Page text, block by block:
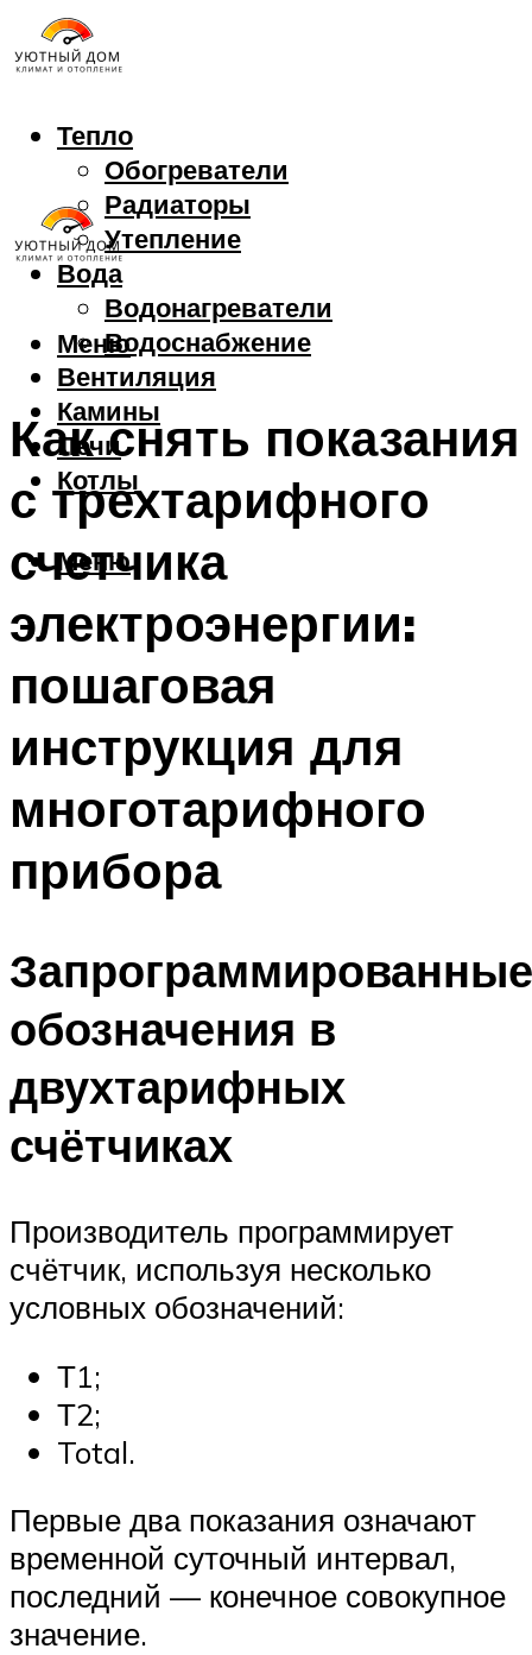
Тепло
Обогреватели
Радиаторы
Утепление
Вода
Водонагреватели
Водоснабжение
Вентиляция
Камины
Печи
Котлы
Меню
Меню
Как снять показания
с трехтарифного
счетчика
электроэнергии:
пошаговая
инструкция для
многотарифного
прибора
Запрограммированные
обозначения в
двухтарифных
счётчиках
Производитель программирует
счётчик, используя несколько
условных обозначений:
Т1;
Т2;
Total.
Первые два показания означают
временной суточный интервал,
последний — конечное совокупное
значение.